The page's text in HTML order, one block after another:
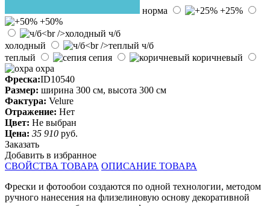
норма
+25%
+50%
ч/б
холодный
ч/б
теплый
сепия
коричневый
охра
Фреска:ID10540
Размер: ширина 300 см, высота 300 см
Фактура: Velure
Отражение: Нет
Цвет: Не выбран
Цена: 35 910 руб.
Заказать
Добавить в избранное
СВОЙСТВА ТОВАРА ОПИСАНИЕ ТОВАРА
Фрески и фотообои создаются по одной технологии, методом
ручного нанесения на флизелиновую основу декоративной